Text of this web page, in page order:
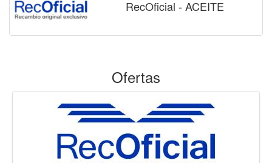
RecOficial - ACEITE
Ofertas